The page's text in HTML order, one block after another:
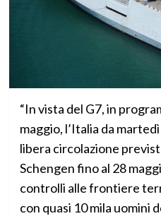
“In vista del G7, in
maggio, l’Italia da
libera circolazione
Schengen fino al 28
controlli alle frontiere
con quasi 10 mila uomini